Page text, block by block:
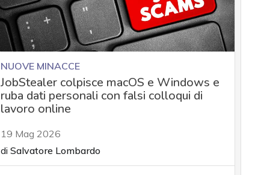
NUOVE MINACCE
JobStealer colpisce macOS e Windows e
ruba dati personali con falsi colloqui di
lavoro online
19 Mag 2026
di Salvatore Lombardo